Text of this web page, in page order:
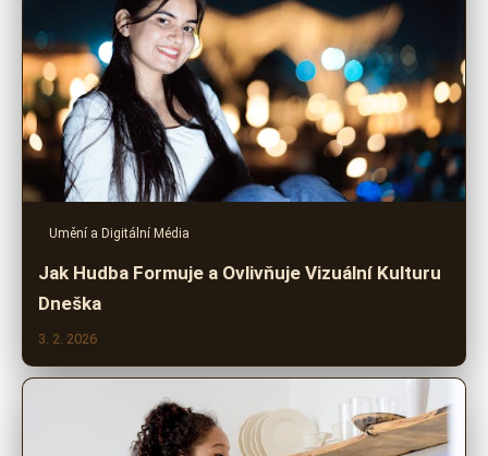
Umění a Digitální Média
Jak Hudba Formuje a Ovlivňuje Vizuální Kulturu
Dneška
3. 2. 2026